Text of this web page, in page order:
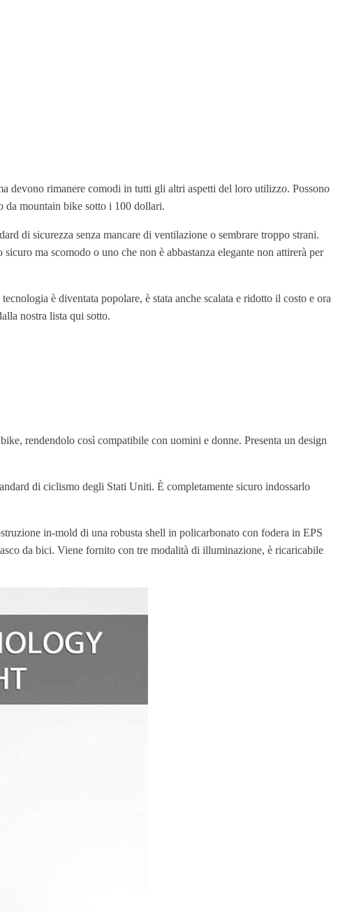
devono rimanere comodi in tutti gli altri aspetti del loro utilizzo. Possono
da mountain bike sotto i 100 dollari.
di sicurezza senza mancare di ventilazione o sembrare troppo strani.
ma scomodo o uno che non è abbastanza elegante non attirerà per
è diventata popolare, è stata anche scalata e ridotto il costo e ora
nostra lista qui sotto.
rendendolo così compatibile con uomini e donne. Presenta un design
di ciclismo degli Stati Uniti. È completamente sicuro indossarlo
in-mold di una robusta shell in policarbonato con fodera in EPS
da bici. Viene fornito con tre modalità di illuminazione, è ricaricabile